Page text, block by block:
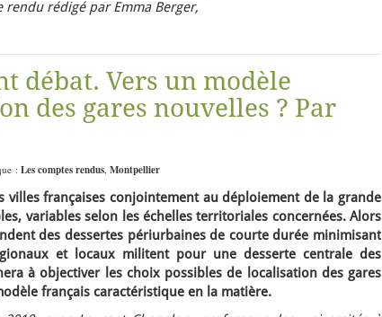
rendu rédigé par Emma Berger,
débat. Vers un modèle
des gares nouvelles ? Par
: Les comptes rendus, Montpellier
villes françaises conjointement au déploiement de la grande
variables selon les échelles territoriales concernées. Alors
des dessertes périurbaines de courte durée minimisant
et locaux militent pour une desserte centrale des
à objectiver les choix possibles de localisation des gares
français caractéristique en la matière.